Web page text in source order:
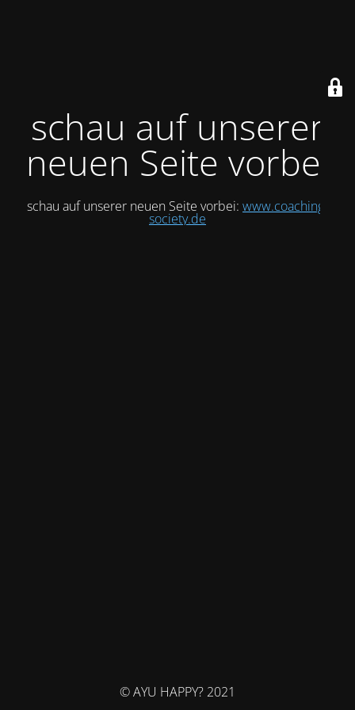
schau auf unserer
neuen Seite vorbei
schau auf unserer neuen Seite vorbei: www.coaching-
society.de
© AYU HAPPY? 2021